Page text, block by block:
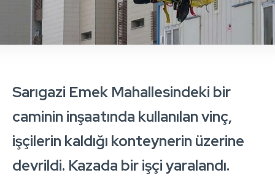
Sarıgazi Emek Mahallesindeki bir
caminin inşaatında kullanılan vinç,
işçilerin kaldığı konteynerin üzerine
devrildi. Kazada bir işçi yaralandı.